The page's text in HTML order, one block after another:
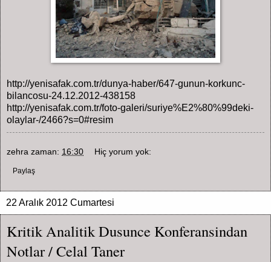
http://yenisafak.com.tr/dunya-haber/647-gunun-korkunc-
bilancosu-24.12.2012-438158
http://yenisafak.com.tr/foto-galeri/suriye%E2%80%99deki-
olaylar-/2466?s=0#resim
zehra zaman: 16:30 Hiç yorum yok:
Paylaş
22 Aralık 2012 Cumartesi
Kritik Analitik Dusunce Konferansindan
Notlar / Celal Taner